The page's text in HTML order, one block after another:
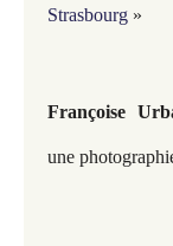
Strasbourg »
Françoise
une